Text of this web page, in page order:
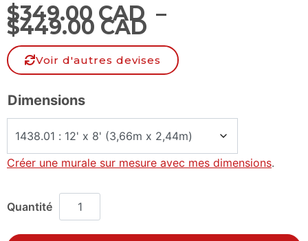
$349.00 CAD –
$449.00 CAD
Voir d'autres devises
Dimensions
Créer une murale sur mesure avec mes dimensions.